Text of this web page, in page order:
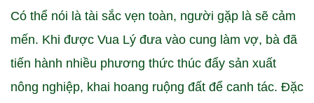
Có thể nói là tài sắc vẹn toàn, người gặp là sẽ cảm
mến. Khi được Vua Lý đưa vào cung làm vợ, bà đã
tiến hành nhiều phương thức thúc đẩy sản xuất
nông nghiệp, khai hoang ruộng đất để canh tác. Đặc